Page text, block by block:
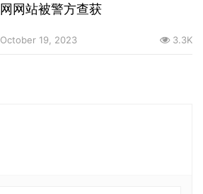
网网站被警方查获
October 19, 2023 3.3K